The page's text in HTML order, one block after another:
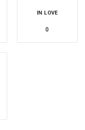
IN LOVE
0